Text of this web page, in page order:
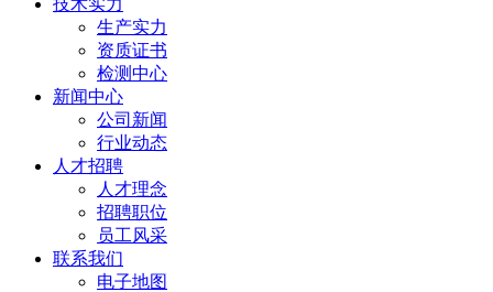
技术实力
生产实力
资质证书
检测中心
新闻中心
公司新闻
行业动态
人才招聘
人才理念
招聘职位
员工风采
联系我们
电子地图